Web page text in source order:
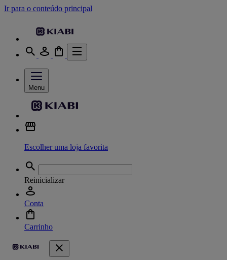
Ir para o conteúdo principal
Menu
Escolher uma loja favorita
Reinicializar
Conta
Carrinho